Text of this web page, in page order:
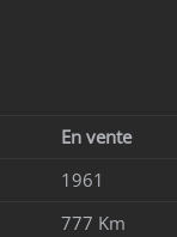
En vente
1961
777 Km